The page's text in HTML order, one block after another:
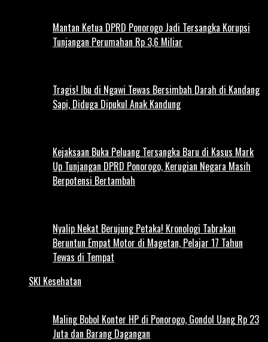
Mantan Ketua DPRD Ponorogo Jadi Tersangka Korupsi
Tunjangan Perumahan Rp 3,6 Miliar
Tragis! Ibu di Ngawi Tewas Bersimbah Darah di Kandang
Sapi, Diduga Dipukul Anak Kandung
Kejaksaan Buka Peluang Tersangka Baru di Kasus Mark
Up Tunjangan DPRD Ponorogo, Kerugian Negara Masih
Berpotensi Bertambah
Nyalip Nekat Berujung Petaka! Kronologi Tabrakan
Beruntun Empat Motor di Magetan, Pelajar 17 Tahun
Tewas di Tempat
SKI Kesehatan
Maling Bobol Konter HP di Ponorogo, Gondol Uang Rp 23
Juta dan Barang Dagangan